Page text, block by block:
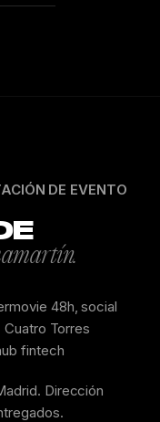
DE EVENTO
48h, social
Cuatro Torres
fintech
Dirección